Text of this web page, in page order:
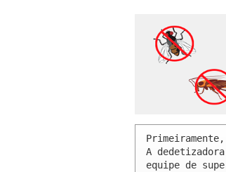
A dedetizadora
equipe de